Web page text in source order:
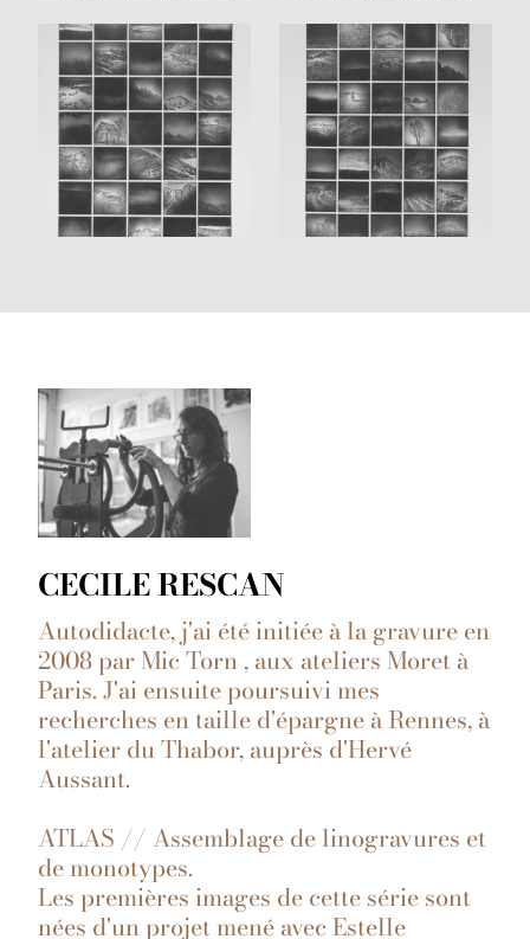
CECILE RESCAN
Autodidacte, j'ai été initiée à la gravure en
2008 par Mic Torn , aux ateliers Moret à
Paris. J'ai ensuite poursuivi mes
recherches en taille d'épargne à Rennes, à
l'atelier du Thabor, auprès d'Hervé
Aussant.
ATLAS // Assemblage de linogravures et
de monotypes.
Les premières images de cette série sont
nées d'un projet mené avec Estelle